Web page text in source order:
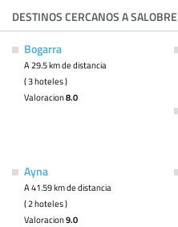
DESTINOS CERCANOS A SALOBRE
Bogarra
A 29.5 km de distancia
( 3 hoteles )
Valoracion8.0
Ayna
A 41.59 km de distancia
( 2 hoteles )
Valoracion9.0